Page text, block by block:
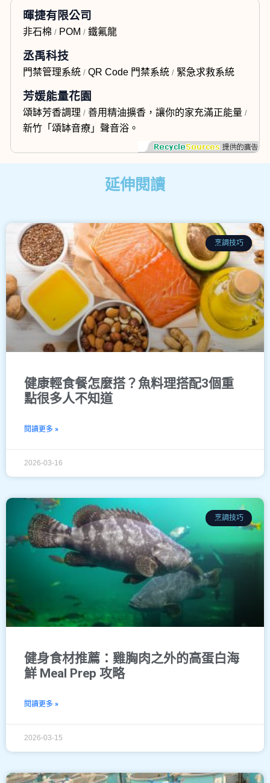
暉捷有限公司
非石棉 / POM / 鐵氟龍
丞禹科技
門禁管理系統/ QR Code 門禁系統/ 緊急求救系統
芳媛能量花園
頌缽芳香調理 / 善用精油擴香，讓你的家充滿正能量/
新竹「頌缽音療」聲音浴。
延伸閱讀
烹調技巧
健康輕食餐怎麼搭？魚料理搭配3個重
點很多人不知道
閱讀更多 »
2026-03-16
烹調技巧
健身食材推薦：雞胸肉之外的高蛋白海
鮮 Meal Prep 攻略
閱讀更多 »
2026-03-15